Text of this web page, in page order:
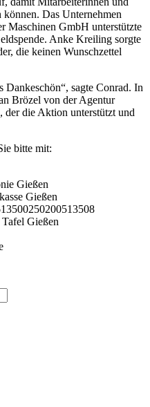
Das Unternehmen
Maschinen GmbH unterstützte
Anke Kreiling sorgte
die keinen Wunschzettel
sagte Conrad. In
Brözel von der Agentur
die Aktion unterstützt und
bitte mit:
Gießen
Gießen
Gießen